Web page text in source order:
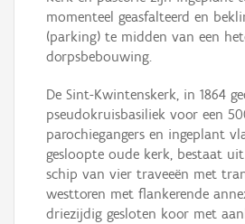
momenteel geasfalteerd en
(parking) te midden van een
dorpsbebouwing.
De Sint-Kwintenskerk, in 1864
pseudokruisbasiliek voor een
parochiegangers en ingeplant
gesloopte oude kerk, bestaat
schip van vier traveeën met
westtoren met flankerende
driezijdig gesloten koor met